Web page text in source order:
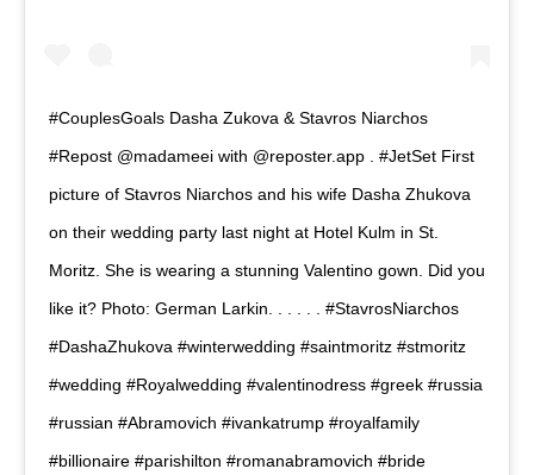
#CouplesGoals Dasha Zukova & Stavros Niarchos
#Repost @madameei with @reposter.app . #JetSet First
picture of Stavros Niarchos and his wife Dasha Zhukova
on their wedding party last night at Hotel Kulm in St.
Moritz. She is wearing a stunning Valentino gown. Did you
like it? Photo: German Larkin. . . . . . #StavrosNiarchos
#DashaZhukova #winterwedding #saintmoritz #stmoritz
#wedding #Royalwedding #valentinodress #greek #russia
#russian #Abramovich #ivankatrump #royalfamily
#billionaire #parishilton #romanabramovich #bride